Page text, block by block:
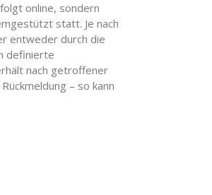
online, sondern
statt. Je nach
entweder durch die
definierte
nach getroffener
– so kann